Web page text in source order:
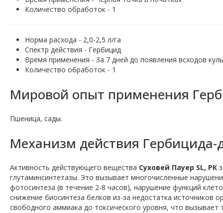
Количество обработок - 1
Норма расхода - 2,0-2,5 л/га
Спектр действия - Гербицид
Время применения - За 7 дней до появления всходов
Количество обработок - 1
Мировой опыт применения
Пшеница, сады.
Механизм действия Гербицида-
Активность действующего вещества Суховей Пауер SL, РК
глутаминсинтетазы. Это вызывает многочисленные
фотосинтеза (в течение 2-8 часов), нарушение функций
снижение биосинтеза белков из-за недостатка источников
свободного аммиака до токсического уровня, что